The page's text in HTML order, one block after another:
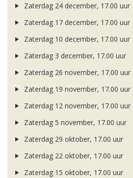
Zaterdag 24 december, 17.00 uur
Zaterdag 17 december, 17.00 uur
Zaterdag 10 december, 17.00 uur
Zaterdag 3 december, 17.00 uur
Zaterdag 26 november, 17.00 uur
Zaterdag 19 november, 17.00 uur
Zaterdag 12 november, 17.00 uur
Zaterdag 5 november, 17.00 uur
Zaterdag 29 oktober, 17.00 uur
Zaterdag 22 oktober, 17.00 uur
Zaterdag 15 oktober, 17.00 uur